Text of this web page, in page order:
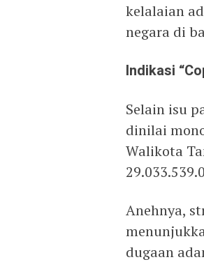
kelalaian
negara di
Indikasi
Selain isu
dinilai
Walikota
Anehnya,
dugaan